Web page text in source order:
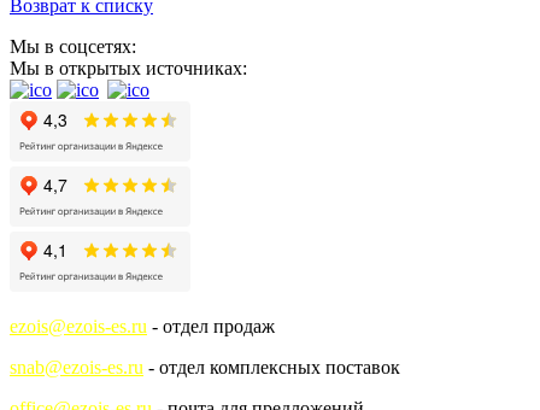
Возврат к списку
Мы в соцсетях:
Мы в открытых источниках:
ezois@ezois-es.ru - отдел продаж
snab@ezois-es.ru - отдел комплексных поставок